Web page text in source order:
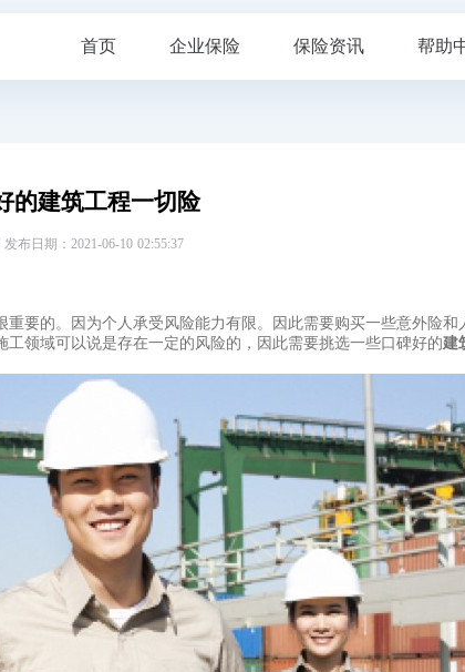
首页 企业保险 保险资讯 帮助
的建筑工程一切险
布日期：2021-06-10 02:55:37
要的。因为个人承受风险能力有限。因此需要购买一些意外险和
领域可以说是存在一定的风险的，因此需要挑选一些口碑好的建